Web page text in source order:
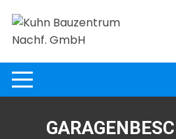
Inhalt
springen